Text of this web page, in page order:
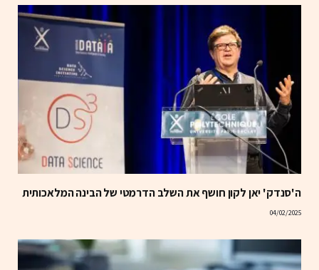
ה'סנדק' יאן לקון חושף את השלב הדרמטי של הבינה המלאכותית
04/02/2025